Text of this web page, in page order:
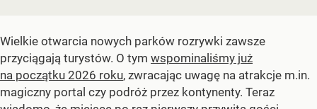
Wielkie otwarcia nowych parków rozrywki zawsze
przyciągają turystów. O tym wspominaliśmy już
na początku 2026 roku, zwracając uwagę na atrakcje m.in.
magiczny portal czy podróż przez kontynenty. Teraz